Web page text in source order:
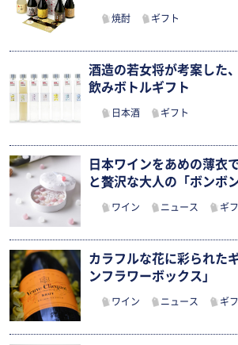
焼酎 ギフト
酒造の若女将が考案した
飲みボトルギフト
日本酒 ギフト
日本ワインをあめの薄衣
と贅沢な大人の「ボンボ
ワイン ニュース ギ
カラフルな花に彩られた
ンフラワーボックス」
ワイン ニュース ギ